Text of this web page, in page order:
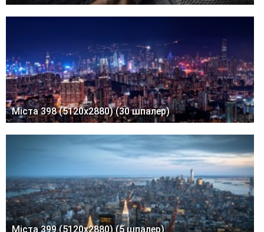
Міста 398 (5120x2880) (30 шпалер)
Міста 399 (5120x2880) (5 шпалер)